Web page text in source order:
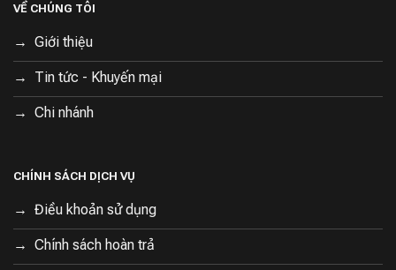
VỀ CHÚNG TÔI
Giới thiệu
Tin tức - Khuyến mại
Chi nhánh
CHÍNH SÁCH DỊCH VỤ
Điều khoản sử dụng
Chính sách hoàn trả